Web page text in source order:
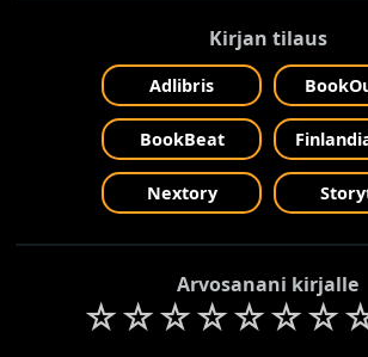
Kirjan tilaus
Adlibris
BookBeat
Nextory
Arvosanani kirjalle
☆☆☆☆☆☆☆